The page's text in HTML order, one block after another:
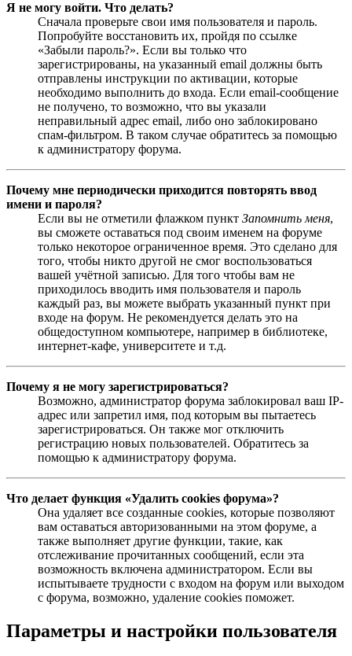
Я не могу войти. Что делать?
Сначала проверьте свои имя пользователя и пароль.
Попробуйте восстановить их, пройдя по ссылке
«Забыли пароль?». Если вы только что
зарегистрированы, на указанный email должны быть
отправлены инструкции по активации, которые
необходимо выполнить до входа. Если email-сообщение
не получено, то возможно, что вы указали
неправильный адрес email, либо оно заблокировано
спам-фильтром. В таком случае обратитесь за помощью
к администратору форума.
Почему мне периодически приходится повторять ввод
имени и пароля?
Если вы не отметили флажком пункт Запомнить меня,
вы сможете оставаться под своим именем на форуме
только некоторое ограниченное время. Это сделано для
того, чтобы никто другой не смог воспользоваться
вашей учётной записью. Для того чтобы вам не
приходилось вводить имя пользователя и пароль
каждый раз, вы можете выбрать указанный пункт при
входе на форум. Не рекомендуется делать это на
общедоступном компьютере, например в библиотеке,
интернет-кафе, университете и т.д.
Почему я не могу зарегистрироваться?
Возможно, администратор форума заблокировал ваш IP-
адрес или запретил имя, под которым вы пытаетесь
зарегистрироваться. Он также мог отключить
регистрацию новых пользователей. Обратитесь за
помощью к администратору форума.
Что делает функция «Удалить cookies форума»?
Она удаляет все созданные cookies, которые позволяют
вам оставаться авторизованными на этом форуме, а
также выполняет другие функции, такие, как
отслеживание прочитанных сообщений, если эта
возможность включена администратором. Если вы
испытываете трудности с входом на форум или выходом
с форума, возможно, удаление cookies поможет.
Параметры и настройки пользователя